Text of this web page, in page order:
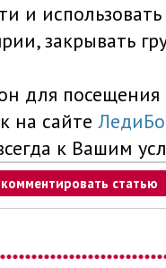
и
закрывать
для
на сайте
к Вашим
статью